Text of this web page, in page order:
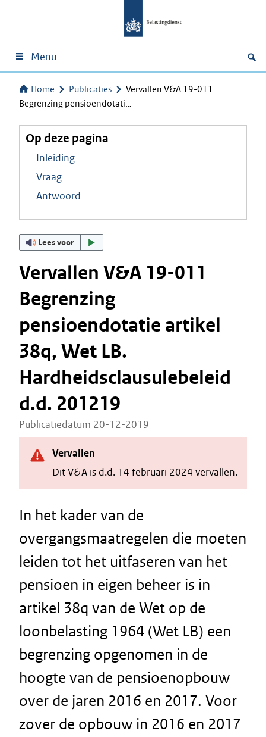
Menu
Home Publicaties
Vervallen V&A 19-011
Begrenzing pensioendotati…
Op deze pagina
Inleiding
Vraag
Antwoord
Lees voor
Vervallen V&A 19-011
Begrenzing
pensioendotatie artikel
38q, Wet LB.
Hardheidsclausulebeleid
d.d. 201219
Publicatiedatum 20-12-2019
Vervallen
Dit V&A is d.d. 14 februari 2024 vervallen.
In het kader van de
overgangsmaatregelen die moeten
leiden tot het uitfaseren van het
pensioen in eigen beheer is in
artikel 38q van de Wet op de
loonbelasting 1964 (Wet LB) een
begrenzing opgenomen in de
hoogte van de pensioenopbouw
over de jaren 2016 en 2017. Voor
zover de opbouw in 2016 en 2017